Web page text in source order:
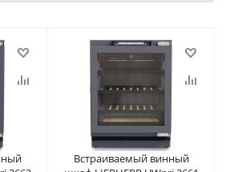
Встраиваемый винный